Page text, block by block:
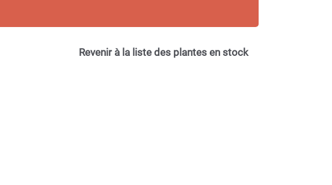
Revenir à la liste des plantes en stock